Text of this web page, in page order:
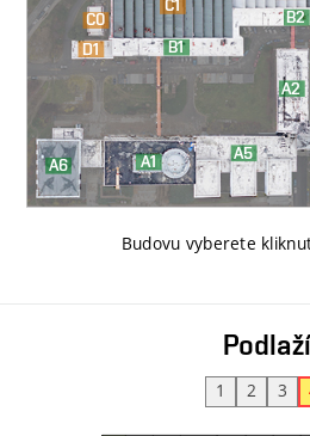
Budovu vyberete
Podlaží
1 2 3